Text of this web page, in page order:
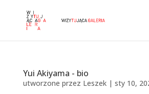
Yui Akiyama - bio
utworzone przez Leszek| sty 10,